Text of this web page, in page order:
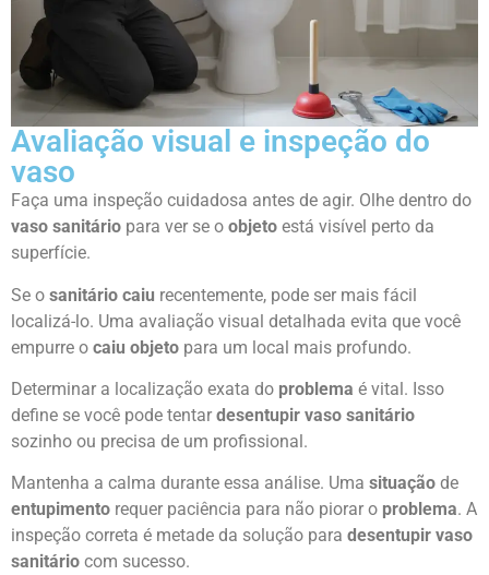
Avaliação visual e inspeção do
vaso
Faça uma inspeção cuidadosa antes de agir. Olhe dentro do
vaso sanitário para ver se o objeto está visível perto da
superfície.
Se o sanitário caiu recentemente, pode ser mais fácil
localizá-lo. Uma avaliação visual detalhada evita que você
empurre o caiu objeto para um local mais profundo.
Determinar a localização exata do problema é vital. Isso
define se você pode tentar desentupir vaso sanitário
sozinho ou precisa de um profissional.
Mantenha a calma durante essa análise. Uma situação de
entupimento requer paciência para não piorar o problema. A
inspeção correta é metade da solução para desentupir vaso
sanitário com sucesso.